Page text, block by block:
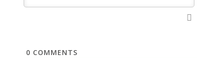
0 COMMENTS